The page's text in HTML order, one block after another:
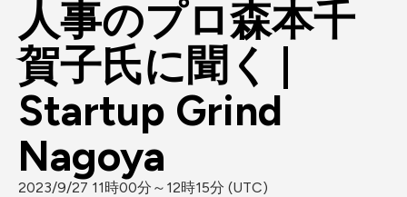
人事のプロ森本千
賀子氏に聞く |
Startup Grind
Nagoya
2023/9/27 11時00分～12時15分 (UTC)